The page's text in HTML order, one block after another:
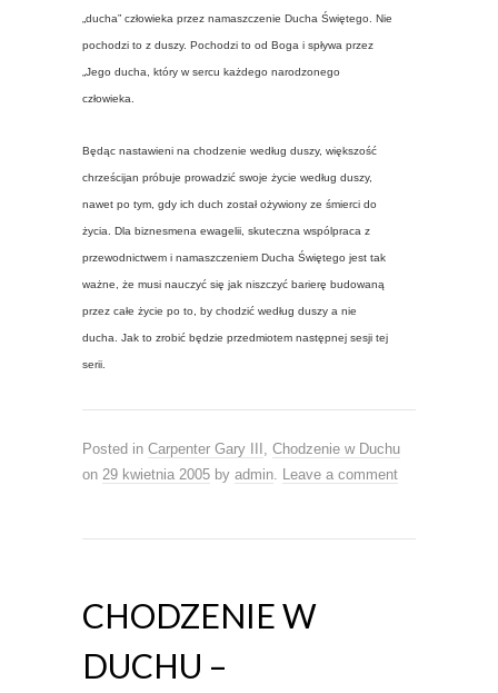
„ducha” człowieka przez namaszczenie Ducha Świętego. Nie
pochodzi to z duszy. Pochodzi to od Boga i spływa przez
„Jego ducha, który w sercu każdego narodzonego
człowieka.
Będąc nastawieni na chodzenie według duszy, większość
chrześcijan próbuje prowadzić swoje życie według duszy,
nawet po tym, gdy ich duch został ożywiony ze śmierci do
życia. Dla biznesmena ewagelii, skuteczna wspólpraca z
przewodnictwem i namaszczeniem Ducha Świętego jest tak
ważne, że musi nauczyć się jak niszczyć barierę budowaną
przez całe życie po to, by chodzić według duszy a nie
ducha. Jak to zrobić będzie przedmiotem następnej sesji tej
serii.
Posted in Carpenter Gary III , Chodzenie w Duchu
on 29 kwietnia 2005 by admin. Leave a comment
CHODZENIE W
DUCHU –